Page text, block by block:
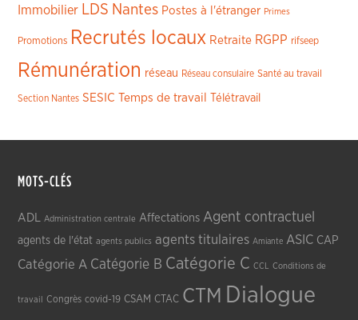
Immobilier LDS Nantes Postes à l'étranger Primes
Promotions Recrutés locaux Retraite RGPP rifseep
Rémunération réseau Réseau consulaire Santé au travail
Section Nantes SESIC Temps de travail Télétravail
MOTS-CLÉS
ADL Administration centrale Affectations Agent contractuel
agents de l'état agents publics agents titulaires Amiante ASIC CAP
Catégorie A Catégorie B Catégorie C CCL Conditions de
travail Congrès covid-19 CSAM CTAC CTM Dialogue